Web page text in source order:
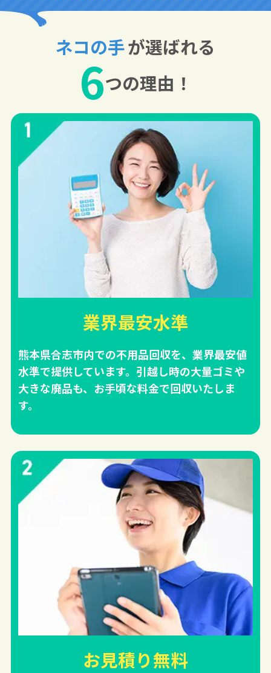
ネコの手が選ばれる
6つの理由！
業界最安水準
熊本県合志市内での不用品回収を、業界最安値
水準で提供しています。引越し時の大量ゴミや
大きな廃品も、お手頃な料金で回収いたしま
す。
お見積り無料